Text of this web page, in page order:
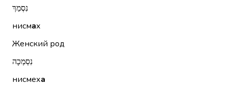
נִסְמַךְ
нисмах
Женский род
נִסְמְכָה
нисмеха